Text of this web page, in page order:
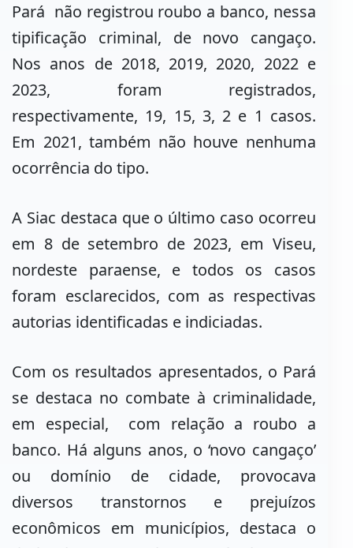
Pará não registrou roubo a banco, nessa
tipificação criminal, de novo cangaço.
Nos anos de 2018, 2019, 2020, 2022 e
2023, foram registrados,
respectivamente, 19, 15, 3, 2 e 1 casos.
Em 2021, também não houve nenhuma
ocorrência do tipo.
A Siac destaca que o último caso ocorreu
em 8 de setembro de 2023, em Viseu,
nordeste paraense, e todos os casos
foram esclarecidos, com as respectivas
autorias identificadas e indiciadas.
Com os resultados apresentados, o Pará
se destaca no combate à criminalidade,
em especial, com relação a roubo a
banco. Há alguns anos, o ‘novo cangaço’
ou domínio de cidade, provocava
diversos transtornos e prejuízos
econômicos em municípios, destaca o